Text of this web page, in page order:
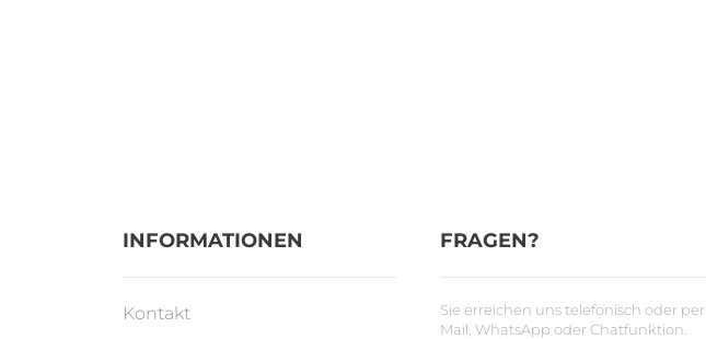
INFORMATIONEN
Kontakt
FRAGEN?
Sie erreichen uns telefonisch oder per
Mail, WhatsApp oder Chatfunktion.